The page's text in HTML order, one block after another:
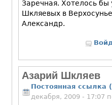
Заречная. Хотелось бы
Шкляевых в
Александр.
Азарий Шкляев
Постоянная ссылка
декабря, 2009 - 17:07